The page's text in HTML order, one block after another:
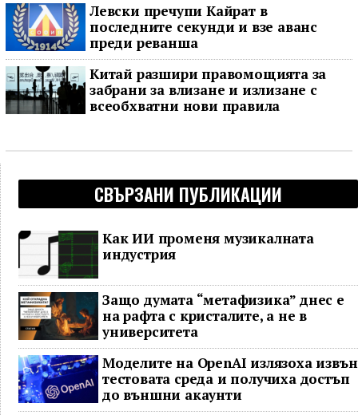
Левски пречупи Кайрат в
последните секунди и взе аванс
преди реванша
Китай разшири правомощията за
забрани за влизане и излизане с
всеобхватни нови правила
СВЪРЗАНИ ПУБЛИКАЦИИ
Как ИИ променя музикалната
индустрия
Защо думата “метафизика” днес е
на рафта с кристалите, а не в
университета
Моделите на OpenAI излязоха извън
тестовата среда и получиха достъп
до външни акаунти